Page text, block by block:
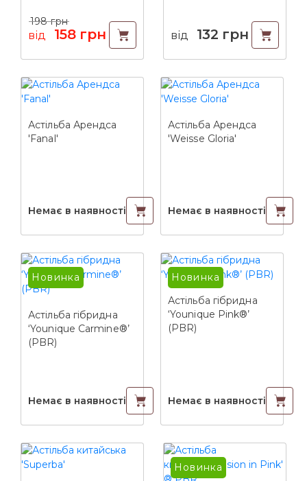
198 грн
від 158 грн від 132 грн
Астільба Арендса
'Fanal'
Немає в наявності
Астільба Арендса
'Weisse Gloria'
Немає в наявності
Новинка
Астільба гібридна
‘Younique Carmine®’
(PBR)
Немає в наявності
Новинка
Астільба гібридна
‘Younique Pink®’
(PBR)
Немає в наявності
Новинка